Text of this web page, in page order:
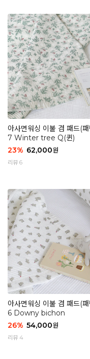
아사면워싱 이불 겸 패드(
7 Winter tree Q(퀸)
23% 62,000원
리뷰 6
아사면워싱 이불 겸 패드(
6 Downy bichon
26% 54,000원
리뷰 4